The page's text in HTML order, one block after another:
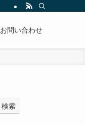
お問い合わせ
検索